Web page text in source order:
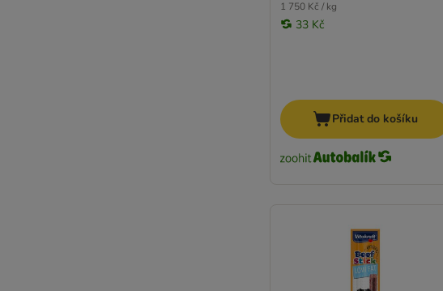
1 750 Kč / kg
33 Kč
Přidat do košíku